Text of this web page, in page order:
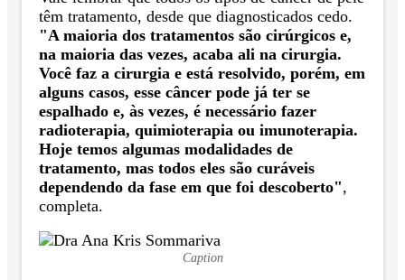
têm tratamento, desde que diagnosticados cedo.
"A maioria dos tratamentos são cirúrgicos e,
na maioria das vezes, acaba ali na cirurgia.
Você faz a cirurgia e está resolvido, porém, em
alguns casos, esse câncer pode já ter se
espalhado e, às vezes, é necessário fazer
radioterapia, quimioterapia ou imunoterapia.
Hoje temos algumas modalidades de
tratamento, mas todos eles são curáveis
dependendo da fase em que foi descoberto",
completa.
Caption